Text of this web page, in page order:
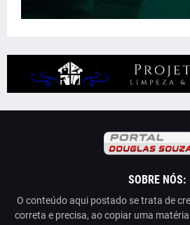
SOBRE NÓS:
O conteúdo aqui postado se trata de
correta e precisa, ao copiar uma